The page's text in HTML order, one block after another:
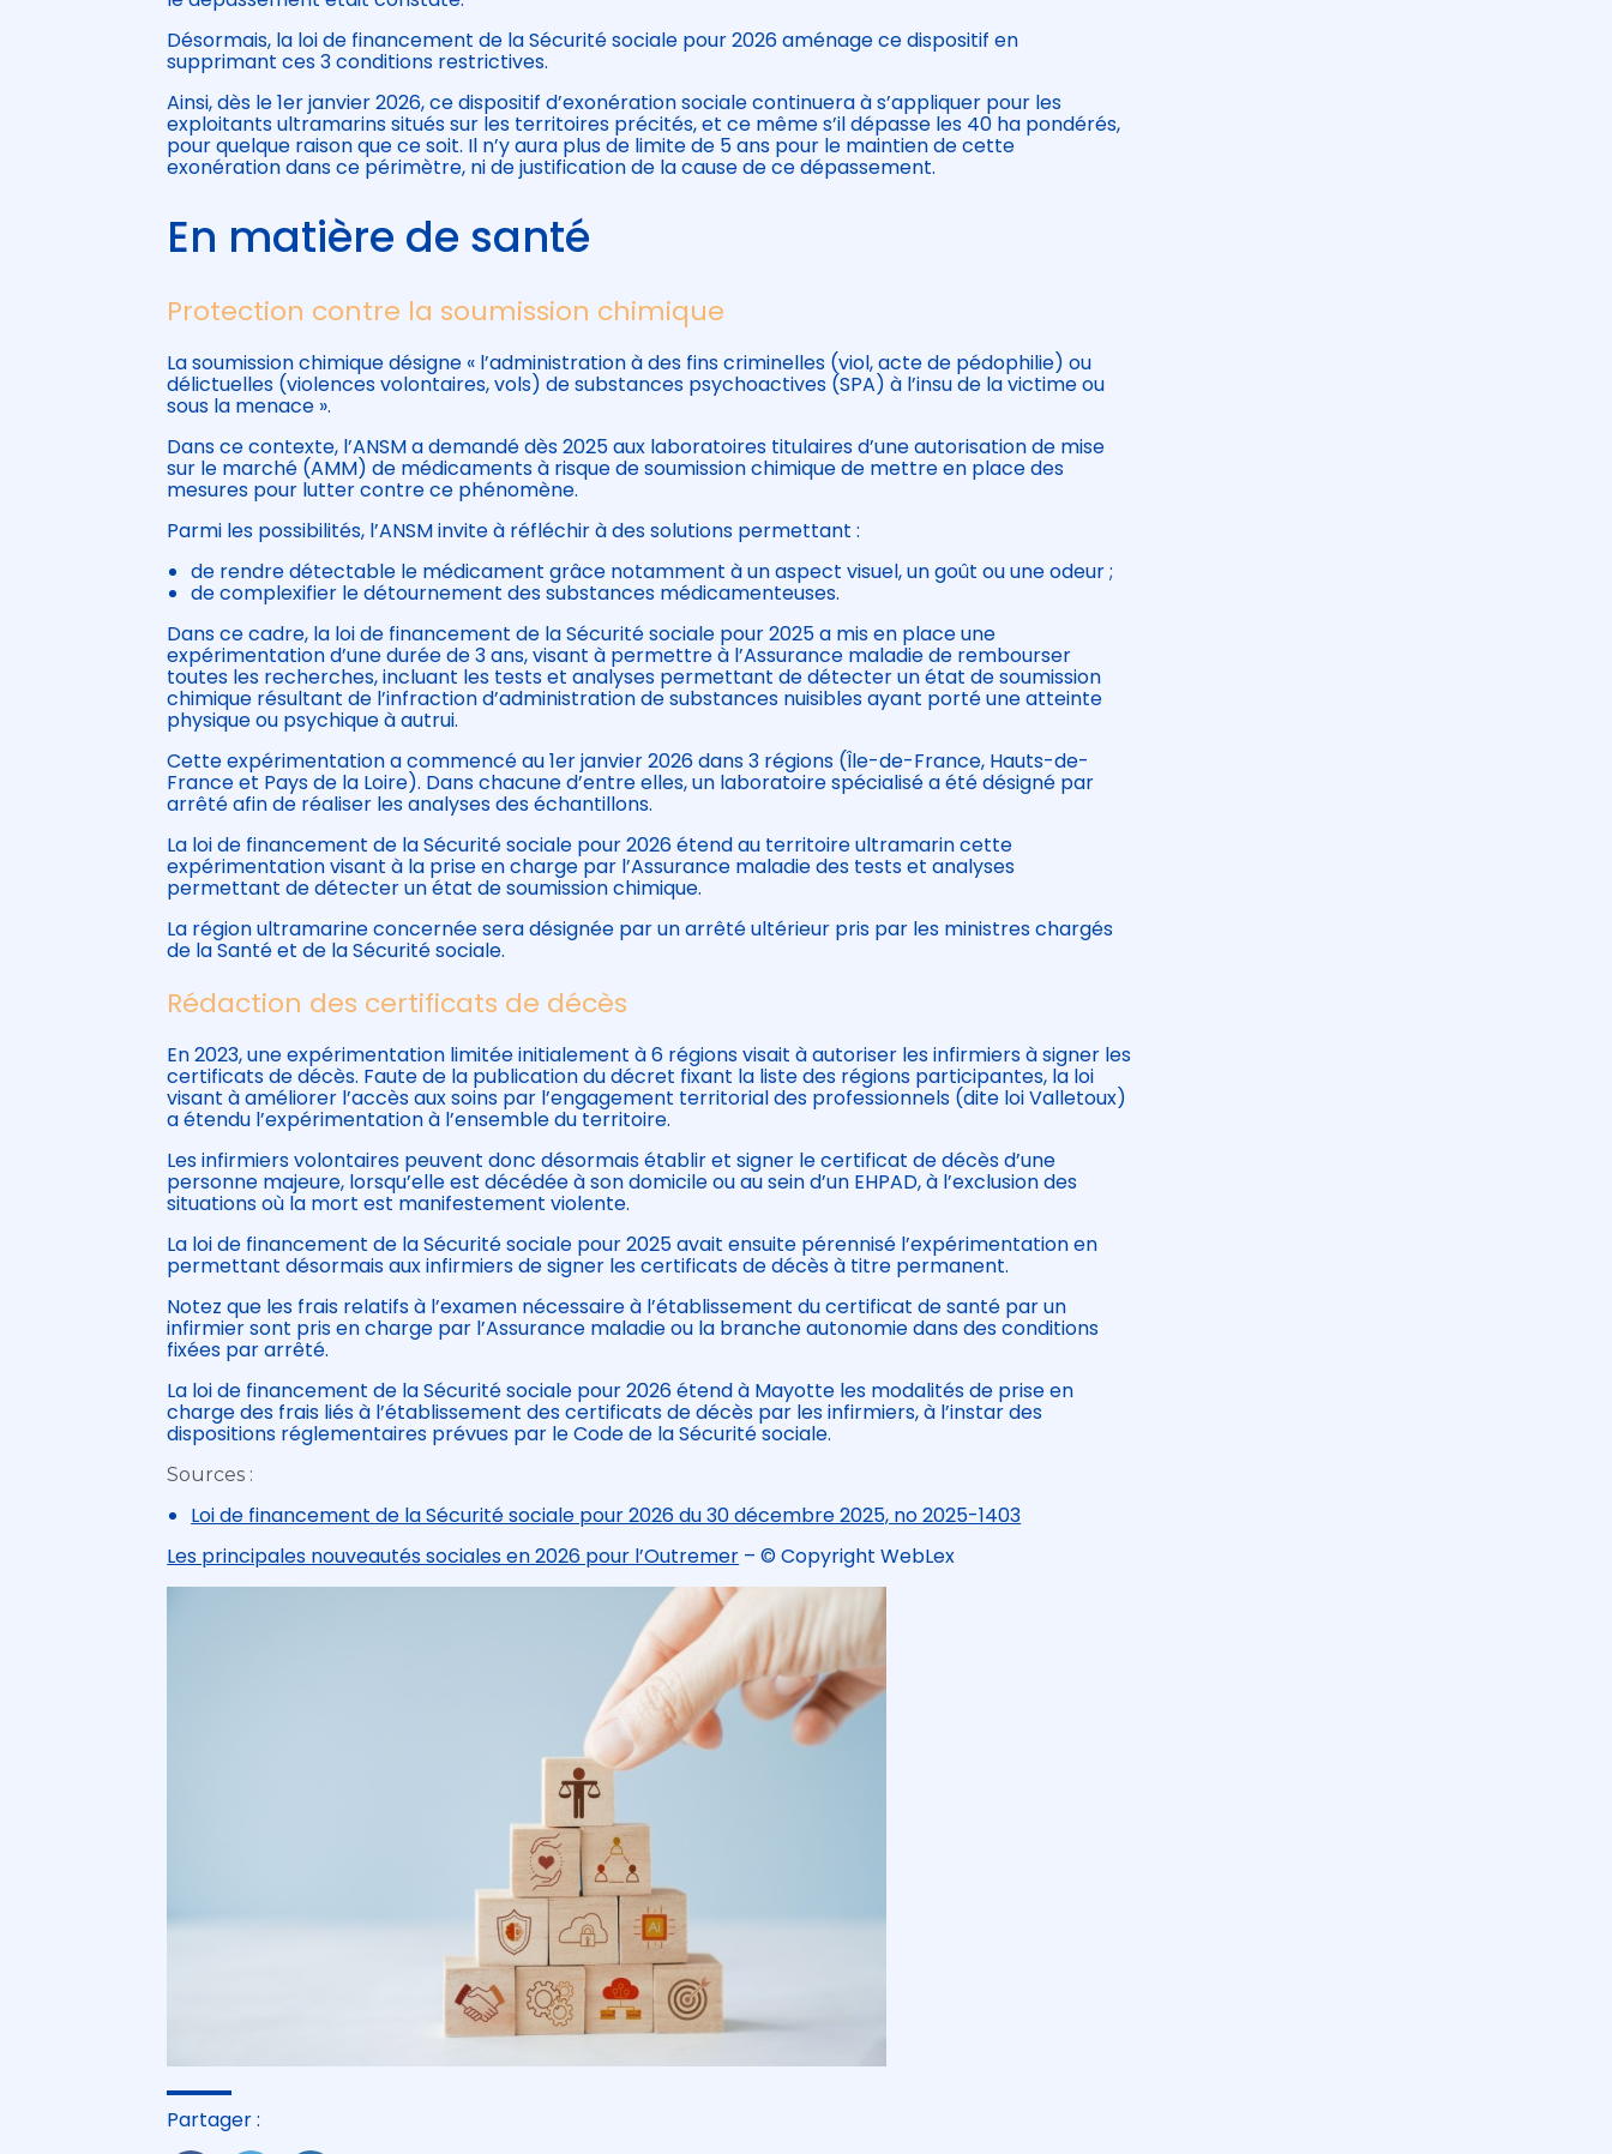
Désormais, la loi de financement de la Sécurité sociale pour 2026 aménage ce dispositif en
supprimant ces 3 conditions restrictives.
Ainsi, dès le 1er janvier 2026, ce dispositif d’exonération sociale continuera à s’appliquer pour les
exploitants ultramarins situés sur les territoires précités, et ce même s’il dépasse les 40 ha pondérés,
pour quelque raison que ce soit. Il n’y aura plus de limite de 5 ans pour le maintien de cette
exonération dans ce périmètre, ni de justification de la cause de ce dépassement.
En matière de santé
Protection contre la soumission chimique
La soumission chimique désigne « l’administration à des fins criminelles (viol, acte de pédophilie) ou
délictuelles (violences volontaires, vols) de substances psychoactives (SPA) à l’insu de la victime ou
sous la menace ».
Dans ce contexte, l’ANSM a demandé dès 2025 aux laboratoires titulaires d’une autorisation de mise
sur le marché (AMM) de médicaments à risque de soumission chimique de mettre en place des
mesures pour lutter contre ce phénomène.
Parmi les possibilités, l’ANSM invite à réfléchir à des solutions permettant :
de rendre détectable le médicament grâce notamment à un aspect visuel, un goût ou une odeur ;
de complexifier le détournement des substances médicamenteuses.
Dans ce cadre, la loi de financement de la Sécurité sociale pour 2025 a mis en place une
expérimentation d’une durée de 3 ans, visant à permettre à l’Assurance maladie de rembourser
toutes les recherches, incluant les tests et analyses permettant de détecter un état de soumission
chimique résultant de l’infraction d’administration de substances nuisibles ayant porté une atteinte
physique ou psychique à autrui.
Cette expérimentation a commencé au 1er janvier 2026 dans 3 régions (Île-de-France, Hauts-de-
France et Pays de la Loire). Dans chacune d’entre elles, un laboratoire spécialisé a été désigné par
arrêté afin de réaliser les analyses des échantillons.
La loi de financement de la Sécurité sociale pour 2026 étend au territoire ultramarin cette
expérimentation visant à la prise en charge par l’Assurance maladie des tests et analyses
permettant de détecter un état de soumission chimique.
La région ultramarine concernée sera désignée par un arrêté ultérieur pris par les ministres chargés
de la Santé et de la Sécurité sociale.
Rédaction des certificats de décès
En 2023, une expérimentation limitée initialement à 6 régions visait à autoriser les infirmiers à signer les
certificats de décès. Faute de la publication du décret fixant la liste des régions participantes, la loi
visant à améliorer l’accès aux soins par l’engagement territorial des professionnels (dite loi Valletoux)
a étendu l’expérimentation à l’ensemble du territoire.
Les infirmiers volontaires peuvent donc désormais établir et signer le certificat de décès d’une
personne majeure, lorsqu’elle est décédée à son domicile ou au sein d’un EHPAD, à l’exclusion des
situations où la mort est manifestement violente.
La loi de financement de la Sécurité sociale pour 2025 avait ensuite pérennisé l’expérimentation en
permettant désormais aux infirmiers de signer les certificats de décès à titre permanent.
Notez que les frais relatifs à l’examen nécessaire à l’établissement du certificat de santé par un
infirmier sont pris en charge par l’Assurance maladie ou la branche autonomie dans des conditions
fixées par arrêté.
La loi de financement de la Sécurité sociale pour 2026 étend à Mayotte les modalités de prise en
charge des frais liés à l’établissement des certificats de décès par les infirmiers, à l’instar des
dispositions réglementaires prévues par le Code de la Sécurité sociale.
Sources :
Loi de financement de la Sécurité sociale pour 2026 du 30 décembre 2025, no 2025-1403
Les principales nouveautés sociales en 2026 pour l’Outremer – © Copyright WebLex
Partager :